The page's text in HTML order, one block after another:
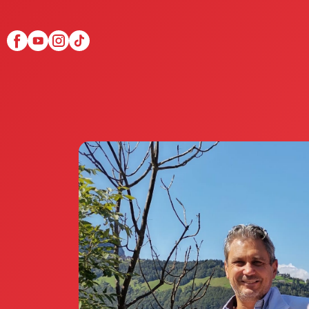
Scopri Club di Più
Le testimonianze Club
La fondatrice Valeria